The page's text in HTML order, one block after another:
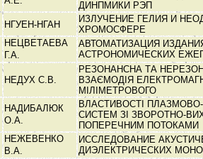
ДИНПМИКИ РЭП
НГУЕН-НГАН
ИЗЛУЧЕНИЕ ГЕЛИЯ И
ХРОМОСФЕРЕ
НЕЦВЕТАЕВА
Г.А.
АВТОМАТИЗАЦИЯ
АСТРОНОМИЧЕСКИХ
НЕДУХ С.В.
РЕЗОНАНСНА ТА
ВЗАЄМОДІЯ
МІЛІМЕТРОВОГО
НАДИБАЛЮК
О.А.
ВЛАСТИВОСТІ
СИСТЕМ ЗІ ЗВОРОТНО-
ПОПЕРЕЧНИМ ПОТОКАМИ
НЕЖЕВЕНКО
В.А.
ИССЛЕДОВАНИЕ
ДИЭЛЕКТРИЧЕСКИХ